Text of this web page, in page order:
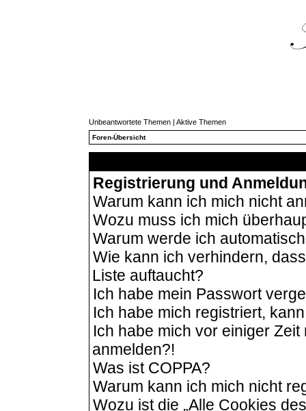
Unbeantwortete Themen | Aktive Themen
Foren-Übersicht
Registrierung und
Warum kann ich mich nicht
Wozu muss ich mich
Warum werde ich
Wie kann ich verhindern,
Liste auftaucht?
Ich habe mein Passwort
Ich habe mich registriert,
Ich habe mich vor einiger
anmelden?!
Was ist COPPA?
Warum kann ich mich nicht
Wozu ist die „Alle Cookies